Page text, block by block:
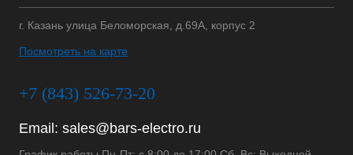
г. Казань улица Беломорская, д.69А, корпус 2
Посмотреть на карте
+7 (843) 526-73-20
Email: sales@bars-electro.ru